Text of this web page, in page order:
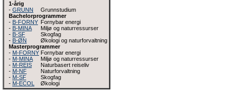
1-årig
- GRUNN
Grunnstudium
Bachelorprogrammer
- B-FORNY Fornybar energi
- B-MINA
Miljø og naturressurser
- B-SF
Skogfag
- B-ØN
Økologi og naturforvaltning
Masterprogrammer
- M-FORNY Fornybar energi
- M-MINA
Miljø og naturressurser
- M-REIS
Naturbasert reiseliv
- M-NF
Naturforvaltning
- M-SF
Skogfag
- M-ECOL Økologi